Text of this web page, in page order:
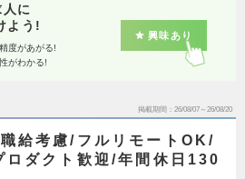
に
よう!
度があがる!
がわかる!
興味あり
掲載期間 26/08/07～26/08/20
職給考慮/フルリモートOK/
ロダクト歓迎/年間休日130